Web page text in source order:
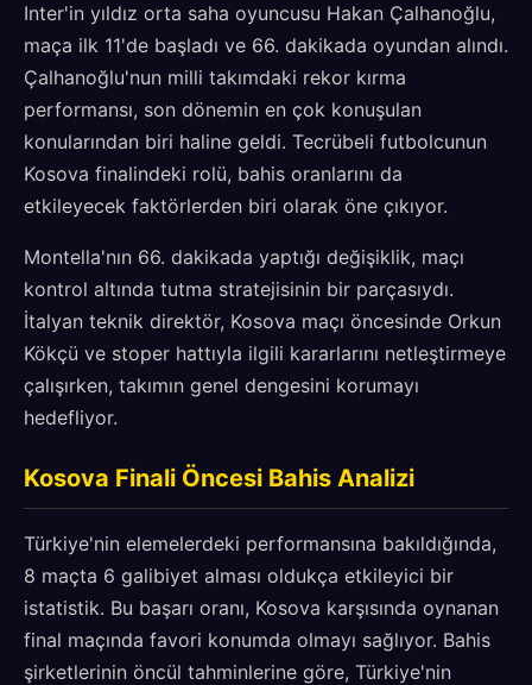
Inter'in yıldız orta saha oyuncusu Hakan Çalhanoğlu,
maça ilk 11'de başladı ve 66. dakikada oyundan alındı.
Çalhanoğlu'nun milli takımdaki rekor kırma
performansı, son dönemin en çok konuşulan
konularından biri haline geldi. Tecrübeli futbolcunun
Kosova finalindeki rolü, bahis oranlarını da
etkileyecek faktörlerden biri olarak öne çıkıyor.
Montella'nın 66. dakikada yaptığı değişiklik, maçı
kontrol altında tutma stratejisinin bir parçasıydı.
İtalyan teknik direktör, Kosova maçı öncesinde Orkun
Kökçü ve stoper hattıyla ilgili kararlarını netleştirmeye
çalışırken, takımın genel dengesini korumayı
hedefliyor.
Kosova Finali Öncesi Bahis Analizi
Türkiye'nin elemelerdeki performansına bakıldığında,
8 maçta 6 galibiyet alması oldukça etkileyici bir
istatistik. Bu başarı oranı, Kosova karşısında oynanan
final maçında favori konumda olmayı sağlıyor. Bahis
şirketlerinin öncül tahminlerine göre, Türkiye'nin